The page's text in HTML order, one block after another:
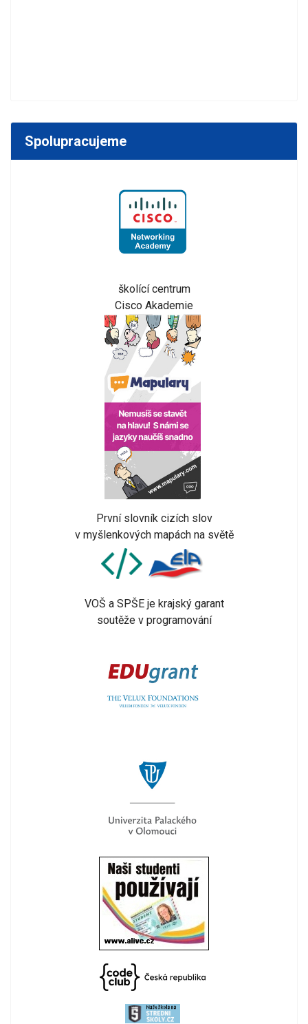
Spolupracujeme
školící centrum
Cisco Akademie
První slovník cizích slov
v myšlenkových mapách na světě
VOŠ a SPŠE je krajský garant
soutěže v programování